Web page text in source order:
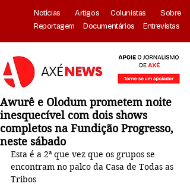
Notícias Artigos Colunistas
Sobre
Reportagem
Documentários Entrevistas
Awurê e Olodum prometem noite
inesquecível com dois shows
completos na Fundição Progresso,
neste sábado
Esta é a 2ª que vez que os grupos se
encontram no palco da Casa de Todas as
Tribos